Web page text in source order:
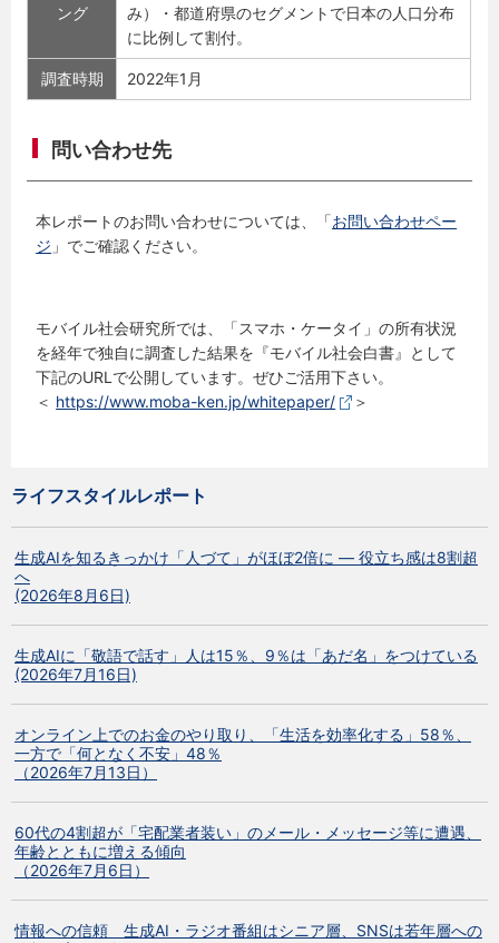
ング
み）・都道府県のセグメントで日本の人口分布
に比例して割付。
調査時期 2022年1月
問い合わせ先
本レポートのお問い合わせについては、「お問い合わせペー
ジ 」でご確認ください。
モバイル社会研究所では、「スマホ・ケータイ」の所有状況
を経年で独自に調査した結果を『モバイル社会白書』として
下記のURLで公開しています。ぜひご活用下さい。
＜ https://www.moba-ken.jp/whitepaper/ ＞
ライフスタイルレポート
生成AIを知るきっかけ「人づて」がほぼ2倍に ― 役立ち感は8割超
へ
(2026年8月6日)
生成AIに「敬語で話す」人は15％、9％は「あだ名」をつけている
(2026年7月16日)
オンライン上でのお金のやり取り、「生活を効率化する」58％、
一方で「何となく不安」48％
（2026年7月13日）
60代の4割超が「宅配業者装い」のメール・メッセージ等に遭遇、
年齢とともに増える傾向
（2026年7月6日）
情報への信頼 生成AI・ラジオ番組はシニア層、SNSは若年層への